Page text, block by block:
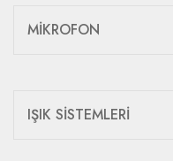
MİKROFON
IŞIK SİSTEMLERİ